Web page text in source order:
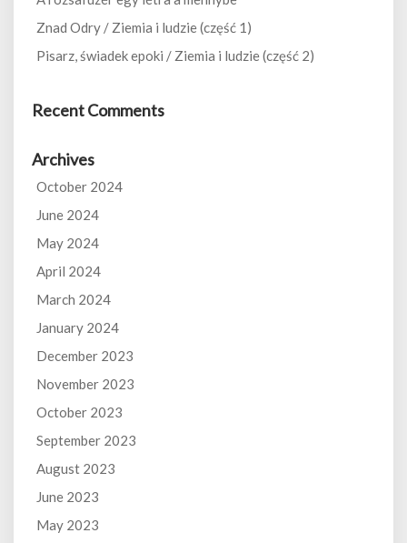
Znad Odry / Ziemia i ludzie (część 1)
Pisarz, świadek epoki / Ziemia i ludzie (część 2)
Recent Comments
Archives
October 2024
June 2024
May 2024
April 2024
March 2024
January 2024
December 2023
November 2023
October 2023
September 2023
August 2023
June 2023
May 2023